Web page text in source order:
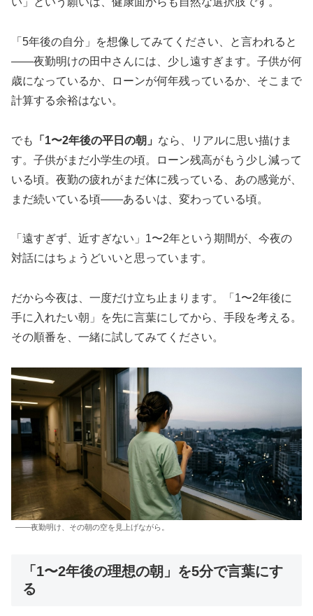
「5年後の自分」を想像してみてください、と言われると
——夜勤明けの田中さんには、少し遠すぎます。子供が何
歳になっているか、ローンが何年残っているか、そこまで
計算する余裕はない。
でも 「1〜2年後の平日の朝」 なら、リアルに思い描けま
す。子供がまだ小学生の頃。ローン残高がもう少し減って
いる頃。夜勤の疲れがまだ体に残っている、あの感覚が、
まだ続いている頃——あるいは、変わっている頃。
「遠すぎず、近すぎない」1〜2年という期間が、今夜の
対話にはちょうどいいと思っています。
だから今夜は、一度だけ立ち止まります。「1〜2年後に
手に入れたい朝」を先に言葉にしてから、手段を考える。
その順番を、一緒に試してみてください。
——夜勤明け、その朝の空を見上げながら。
「1〜2年後の理想の朝」を5分で言葉にす
る